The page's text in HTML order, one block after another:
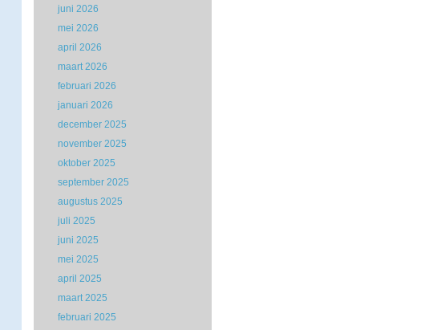
juni 2026
mei 2026
april 2026
maart 2026
februari 2026
januari 2026
december 2025
november 2025
oktober 2025
september 2025
augustus 2025
juli 2025
juni 2025
mei 2025
april 2025
maart 2025
februari 2025